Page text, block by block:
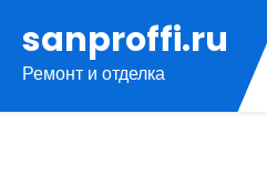
содержимому
sanproffi.ru
Ремонт и отделка